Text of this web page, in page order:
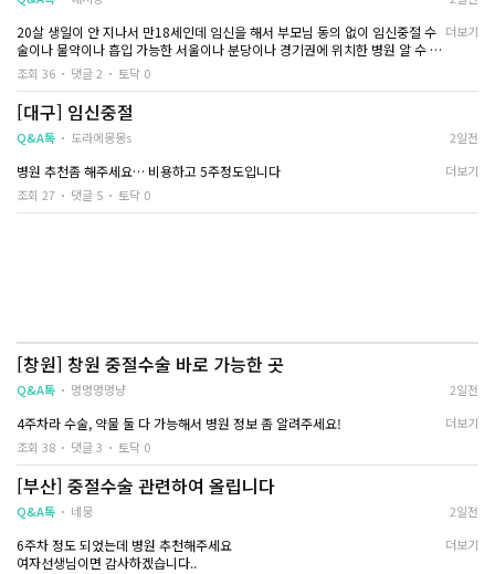
대신 집에 가서 충분히 쉬고 잘 먹으면서 회복하는 데 집중하기로 했습니다
무리해서 움직이지 않고 푹 쉬는 게 저한테는 더 맞을 것 같았어요
배랑 허리가 뻐근하게 아프고 아래도 뭔가 이물감 있는 느낌이 있는데
어제 초음파 검사 받고 왔는데 남은거 없고 수술 잘 됐다고 하셨어요
며칠은 더 집에만 있어야겠어요 날도 너무 덥고 그래서
절대 무리하지 않으려고요
20살 생일이 안 지나서 만18세인데 임신을 해서 부모님 동의 없이 임신중절 수
술이나 물약이나 흡입 가능한 서울이나 분당이나 경기권에 위치한 병원 알 수 있
을까요? 제발 한 번만 살려주세요
더보기
조회 36 댓글 2 토닥 0
[대구] 임신중절
Q&A톡 도라에몽몽s 2일전
병원 추천좀 해주세요… 비용하고 5주정도입니다
더보기
조회 27
댓글 5 토닥 0
[창원] 창원 중절수술 바로 가능한 곳
Q&A톡 멍멍멍멍냥 2일전
4주차라 수술, 약물 둘 다 가능해서 병원 정보 좀 알려주세요!
더보기
조회 38
댓글 3 토닥 0
[부산] 중절수술 관련하여 올립니다
Q&A톡 네뭉 2일전
6주차 정도 되었는데 병원 추천해주세요
여자선생님이면 감사하겠습니다..
더보기